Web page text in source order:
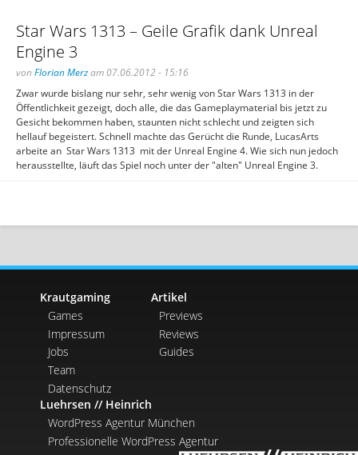
Star Wars 1313 – Geile Grafik dank Unreal
Engine 3
von Florian Merzam 07.06.2012 - 15:16
Zwar wurde bislang nur sehr, sehr wenig von Star Wars 1313 in der
Öffentlichkeit gezeigt, doch alle, die das Gameplaymaterial bis jetzt zu
Gesicht bekommen haben, staunten nicht schlecht und zeigten sich
hellauf begeistert. Schnell machte das Gerücht die Runde, LucasArts
arbeite an Star Wars 1313 mit der Unreal Engine 4. Wie sich nun jedoch
herausstellte, läuft das Spiel noch unter der "alten" Unreal Engine 3.
Krautgaming
Games
Impressum
Jobs
Team
Datenschutz
Artikel
Previews
Reviews
Guides
Luehrsen // Heinrich
WordPress Agentur München
Professionelle WordPress Agentur